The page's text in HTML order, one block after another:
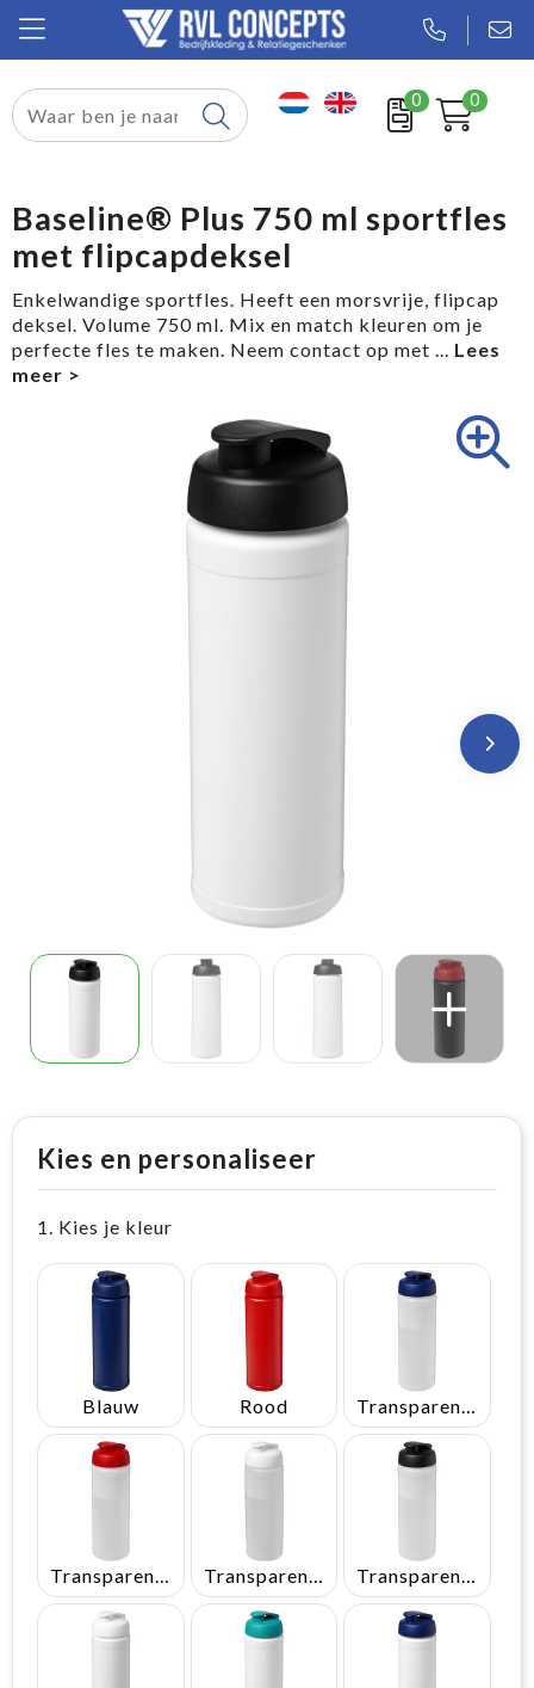
0 0
Relatiegeschenken
Tassen
Sport
Werkkleding
Baseline® Plus 750 ml sportfles
met flipcapdeksel
Enkelwandige sportfles. Heeft een morsvrije, flipcap
deksel. Volume 750 ml. Mix en match kleuren om je
perfecte fles te maken. Neem contact op met ...
Kies en personaliseer
1. Kies je kleur
Blauw Rood
Transparent/Rood Transparent/Wit Transparent/Zwart